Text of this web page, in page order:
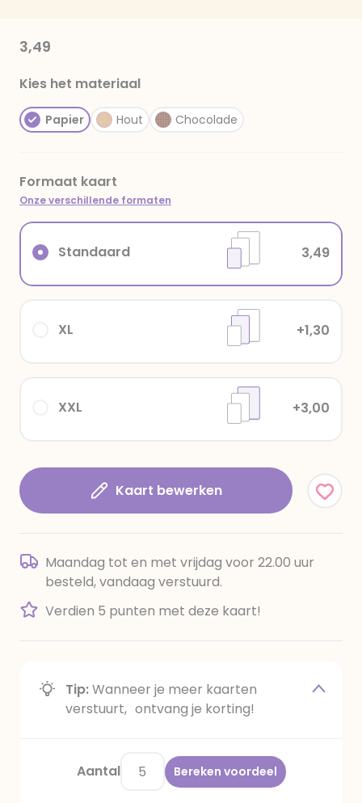
3,49
Kies het materiaal
Papier Hout Chocolade
Formaat kaart
Onze verschillende formaten
XXL +3,00
XL +1,30
Standaard 3,49
Kaart bewerken
Maandag tot en met vrijdag voor 22.00 uur
besteld, vandaag verstuurd.
Verdien 5 punten met deze kaart!
Tip:Wanneer je meer kaarten
verstuurt, ontvang je korting!
Aantal Bereken voordeel